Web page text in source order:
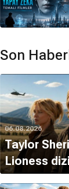
Son
06.08.2026
Taylor
Lioness